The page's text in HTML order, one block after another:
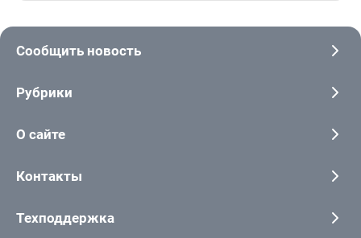
Сообщить новость
Рубрики
О сайте
Контакты
Техподдержка